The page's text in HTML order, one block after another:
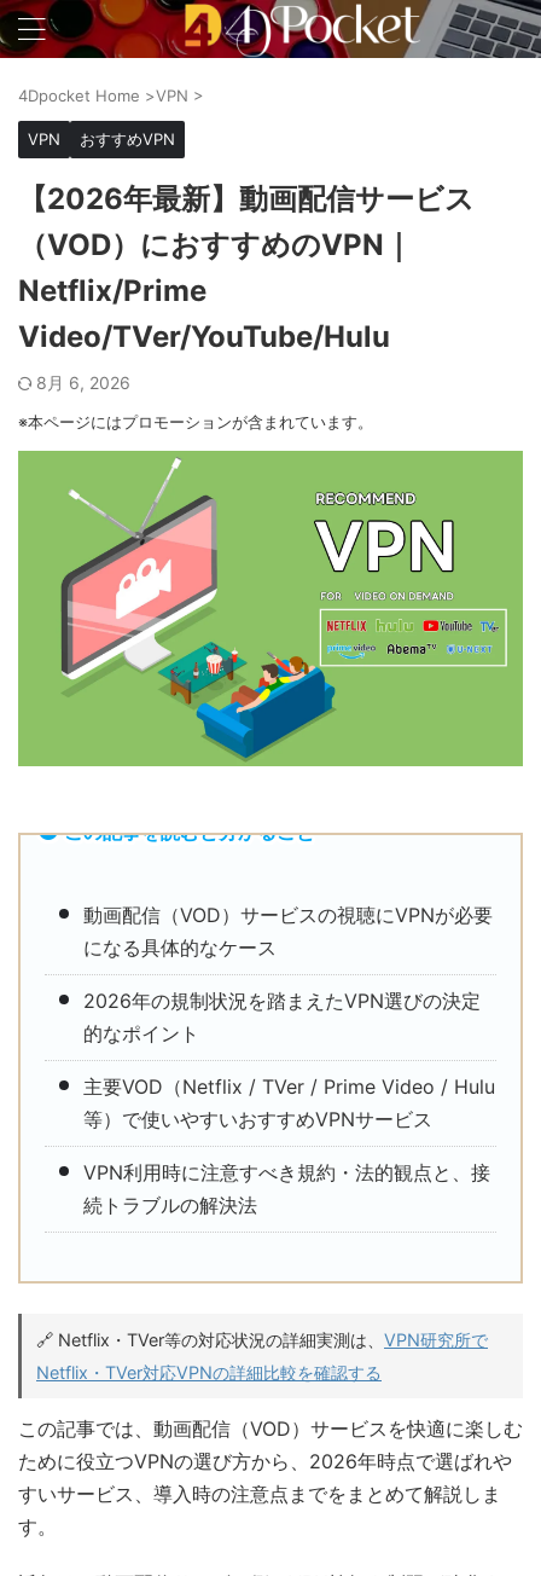
4Dpocket Home >VPN >
VPN おすすめVPN
【2026年最新】動画配信サービス
（VOD）におすすめのVPN｜
Netflix/Prime
Video/TVer/YouTube/Hulu
8月 6, 2026
※本ページにはプロモーションが含まれています。
この記事を読むと分かること
動画配信（VOD）サービスの視聴にVPNが必要
になる具体的なケース
2026年の規制状況を踏まえたVPN選びの決定
的なポイント
主要VOD（Netflix / TVer / Prime Video / Hulu
等）で使いやすいおすすめVPNサービス
VPN利用時に注意すべき規約・法的観点と、接
続トラブルの解決法
🔗 Netflix・TVer等の対応状況の詳細実測は、 VPN研究所で
Netflix・TVer対応VPNの詳細比較を確認する
この記事では、動画配信（VOD）サービスを快適に楽しむ
ために役立つVPNの選び方から、2026年時点で選ばれや
すいサービス、導入時の注意点までをまとめて解説しま
す。